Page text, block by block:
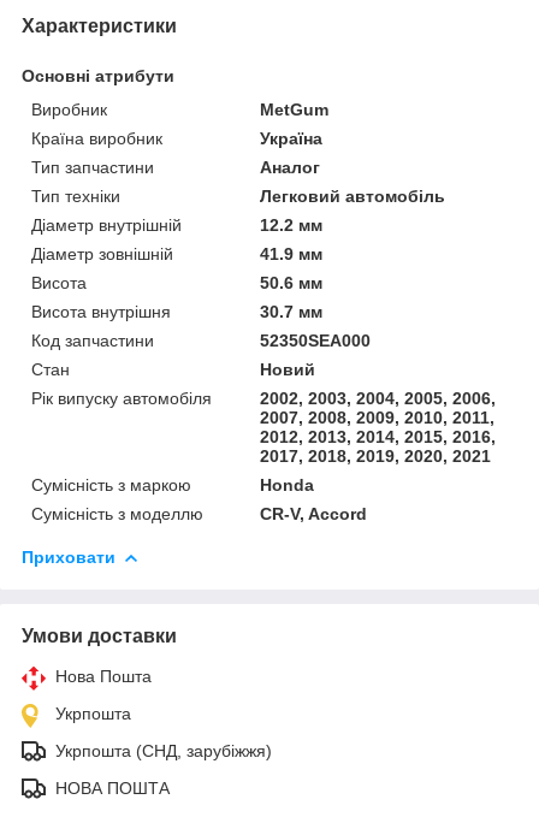
Характеристики
Основні атрибути
Виробник
MetGum
Країна виробник
Україна
Тип запчастини
Аналог
Тип техніки
Легковий автомобіль
Діаметр внутрішній
12.2 мм
Діаметр зовнішній
41.9 мм
Висота
50.6 мм
Висота внутрішня
30.7 мм
Код запчастини
52350SEA000
Стан
Новий
Рік випуску автомобіля
2002, 2003, 2004, 2005, 2006,
2007, 2008, 2009, 2010, 2011,
2012, 2013, 2014, 2015, 2016,
2017, 2018, 2019, 2020, 2021
Сумісність з маркою
Honda
Сумісність з моделлю
CR-V, Accord
Приховати
Умови доставки
Нова Пошта
Укрпошта
Укрпошта (СНД, зарубіжжя)
НОВА ПОШТА